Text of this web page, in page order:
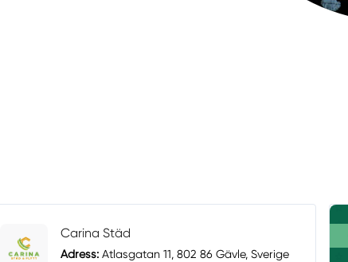
Carina Städ
Adress: Atlasgatan 11, 802 86 Gävle, Sverige